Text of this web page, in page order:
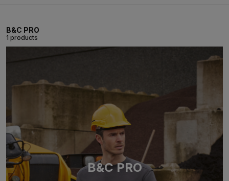
B&C PRO
1 products
B&C PRO